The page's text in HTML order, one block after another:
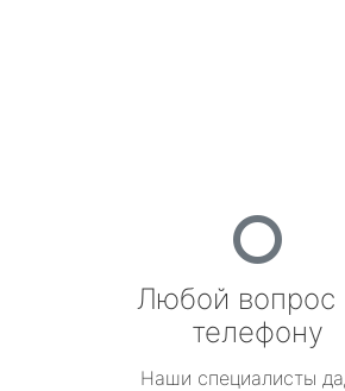
Любой вопрос
телефону
Наши специалисты